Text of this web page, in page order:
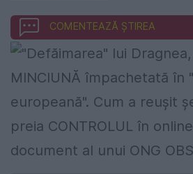
COMENTEAZĂ ȘTIREA